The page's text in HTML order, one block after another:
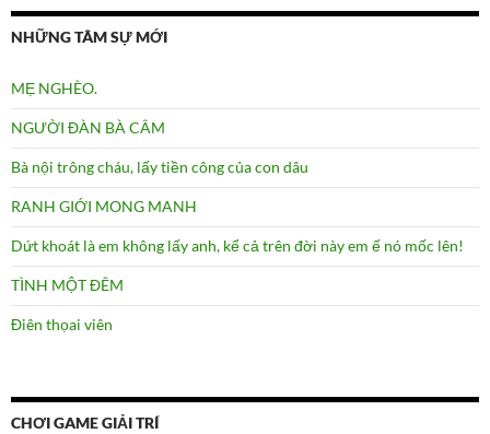
NHỮNG TÂM SỰ MỚI
MẸ NGHÈO.
NGƯỜI ĐÀN BÀ CÂM
Bà nội trông cháu, lấy tiền công của con dâu
RANH GIỚI MONG MANH
Dứt khoát là em không lấy anh, kể cả trên đời này em ế nó mốc lên!
TÌNH MỘT ĐÊM
Điên thọai viên
CHƠI GAME GIẢI TRÍ